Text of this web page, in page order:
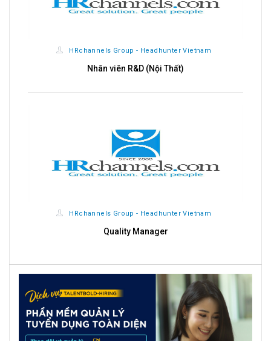
HRchannels Group - Headhunter Vietnam
Nhân viên R&D (Nội Thất)
HRchannels Group - Headhunter Vietnam
Quality Manager